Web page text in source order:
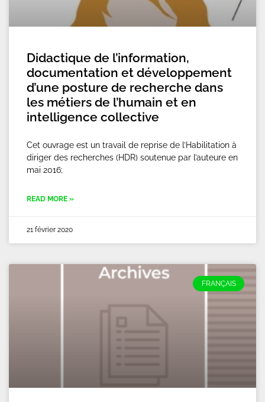
Didactique de l’information,
documentation et développement
d’une posture de recherche dans
les métiers de l’humain et en
intelligence collective
Cet ouvrage est un travail de reprise de l’Habilitation à
diriger des recherches (HDR) soutenue par l’auteure en
mai 2016;
READ MORE »
21 février 2020
FRANÇAIS